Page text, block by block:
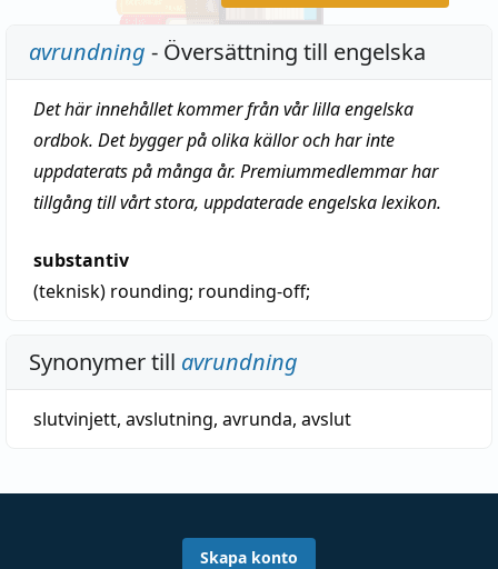
avrundning - Översättning till engelska
Det här innehållet kommer från vår lilla engelska
ordbok. Det bygger på olika källor och har inte
uppdaterats på många år. Premiummedlemmar har
tillgång till vårt stora, uppdaterade engelska lexikon.
substantiv
(teknisk) rounding; rounding-off;
Synonymer till avrundning
slutvinjett, avslutning, avrunda, avslut
Skapa konto